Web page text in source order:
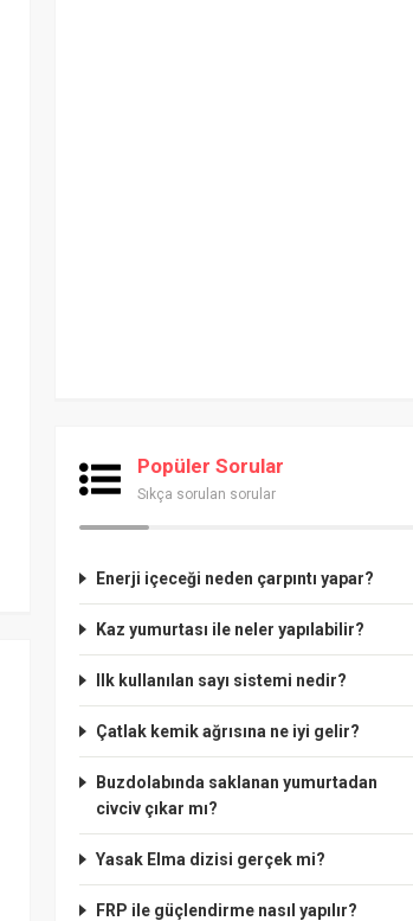
Popüler Sorular
Sıkça sorulan sorular
Enerji içeceği neden çarpıntı yapar?
Kaz yumurtası ile neler yapılabilir?
Ilk kullanılan sayı sistemi nedir?
Çatlak kemik ağrısına ne iyi gelir?
Buzdolabında saklanan yumurtadan
civciv çıkar mı?
Yasak Elma dizisi gerçek mi?
FRP ile güçlendirme nasıl yapılır?